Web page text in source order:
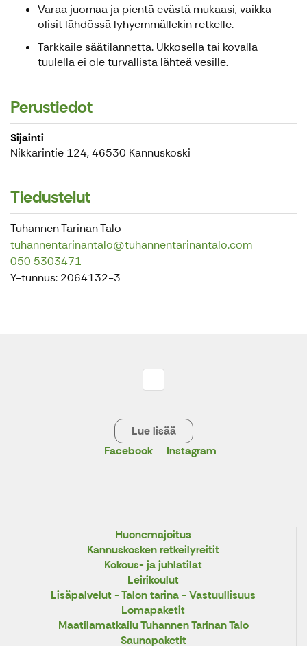
Varaa juomaa ja pientä evästä mukaasi, vaikka
olisit lähdössä lyhyemmällekin retkelle.
Tarkkaile säätilannetta. Ukkosella tai kovalla
tuulella ei ole turvallista lähteä vesille.
Perustiedot
Sijainti
Nikkarintie 124, 46530 Kannuskoski
Tiedustelut
Tuhannen Tarinan Talo
tuhannentarinantalo@tuhannentarinantalo.com
050 5303471
Y-tunnus: 2064132-3
Lue lisää
Facebook
Instagram
Huonemajoitus
Kannuskosken retkeilyreitit
Kokous- ja juhlatilat
Leirikoulut
Lisäpalvelut - Talon tarina - Vastuullisuus
Lomapaketit
Maatilamatkailu Tuhannen Tarinan Talo
Saunapaketit